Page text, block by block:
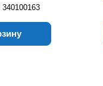
340100163